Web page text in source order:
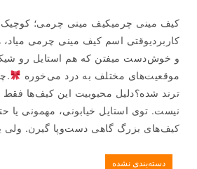
کیف مینی چرمیکیف مینی چرمی؛ کوچیک
کاربردیوقتی اسم کیف مینی چرمی میاد،
و خوش‌دست میفتن که هم استایل رو
موقعیت‌های مختلف به درد می‌خوره
ترند شده؟دلیل محبوبیت این کیف‌ها
نیست. توی استایل خیابونی، مهمونی یا
کیف‌های بزرگ گاهی دست‌وپا گیرن. ولی
دسته‌بندی نشده